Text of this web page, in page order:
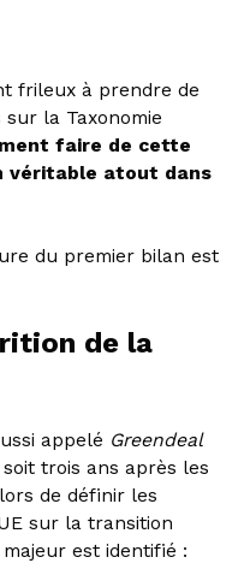
frileux à prendre de
la Taxonomie
faire de cette
véritable atout dans
du premier bilan est
de la
appelé Greendeal
trois ans après les
de définir les
sur la transition
est identifié :